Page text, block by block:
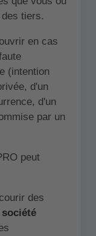
tiers.
en cas
(intention
d'un
d'un
par un
peut
des